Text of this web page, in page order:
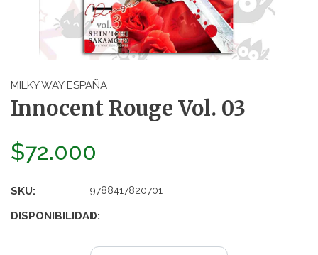
MILKY WAY ESPAÑA
Innocent Rouge Vol. 03
$72.000
SKU: 9788417820701
DISPONIBILIDAD:
1